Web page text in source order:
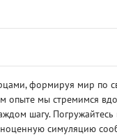
формируя мир по
мы стремимся
шагу.
симуляцию